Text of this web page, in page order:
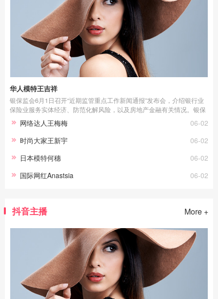
华人模特王吉祥
银保监会6月1日召开“近期监管重点工作新闻通报”发布会，介绍银行业
保险业服务实体经济、防范化解风险，以及房地产金融有关情况。银保
监会副主席梁涛表示，今年以来，银保监会把服务实体经济放在更加重
要的位置，助力市场主体恢复元气、增强活力，同时统筹处理好恢复经
济与防范风险的关系，银行业保险业保持平稳运行的良好态势。银行保
险机构资产增速合理适度 宏观杠杆率稳中有降梁涛介绍，银行保险资产
业务稳健增长，宏观杠杆…
06-02
网络达人王梅梅
06-02
时尚大家王新宇
06-02
日本模特何穗
06-02
国际网红Anastsia
抖音主播 More +